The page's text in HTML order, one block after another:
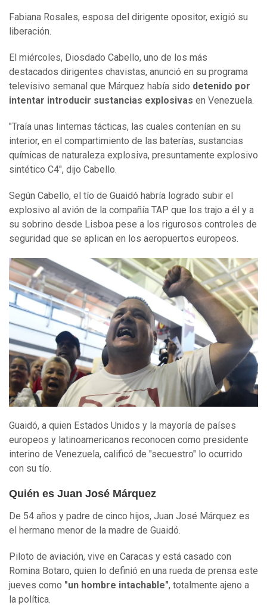
Fabiana Rosales, esposa del dirigente opositor, exigió su
liberación.
El miércoles, Diosdado Cabello, uno de los más
destacados dirigentes chavistas, anunció en su programa
televisivo semanal que Márquez había sido detenido por
intentar introducir sustancias explosivas en Venezuela.
"Traía unas linternas tácticas, las cuales contenían en su
interior, en el compartimiento de las baterías, sustancias
químicas de naturaleza explosiva, presuntamente explosivo
sintético C4", dijo Cabello.
Según Cabello, el tío de Guaidó habría logrado subir el
explosivo al avión de la compañía TAP que los trajo a él y a
su sobrino desde Lisboa pese a los rigurosos controles de
seguridad que se aplican en los aeropuertos europeos.
Guaidó, a quien Estados Unidos y la mayoría de países
europeos y latinoamericanos reconocen como presidente
interino de Venezuela, calificó de "secuestro" lo ocurrido
con su tío.
Quién es Juan José Márquez
De 54 años y padre de cinco hijos, Juan José Márquez es
el hermano menor de la madre de Guaidó.
Piloto de aviación, vive en Caracas y está casado con
Romina Botaro, quien lo definió en una rueda de prensa este
jueves como "un hombre intachable", totalmente ajeno a
la política.